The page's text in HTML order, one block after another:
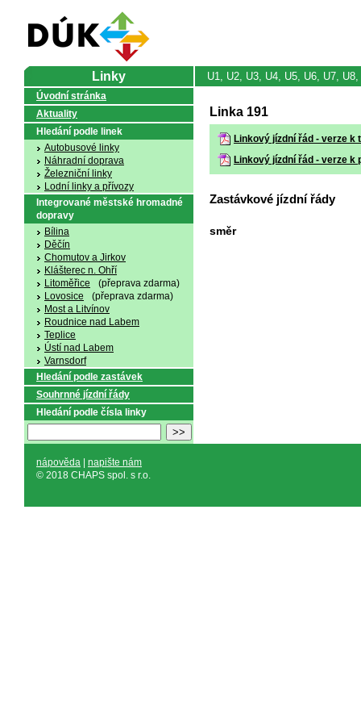
Linka 191
Linkový jízdní řád - verze k
Linkový jízdní řád - verze k
Zastávkové jízdní řády
směr
Úvodní stránka
Aktuality
Hledání podle linek
Autobusové linky
Náhradní doprava
Železniční linky
Lodní linky a přívozy
Integrované městské hromadné
dopravy
Bílina
Děčín
Chomutov a Jirkov
Klášterec n. Ohří
Litoměřice
(přeprava zdarma)
Lovosice
(přeprava zdarma)
Most a Litvínov
Roudnice nad Labem
Teplice
Ústí nad Labem
Varnsdorf
Hledání podle zastávek
Souhrnné jízdní řády
Hledání podle čísla linky
Linky U1, U2, U3, U4, U5, U6, U7,
nápověda
napište nám
© 2018 CHAPS spol. s r.o.